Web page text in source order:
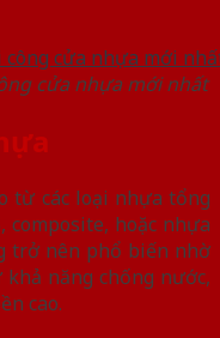
cửa nhựa mới nhất
từ các loại nhựa tổng
composite, hoặc nhựa
trở nên phổ biến nhờ
năng chống nước,
cao.